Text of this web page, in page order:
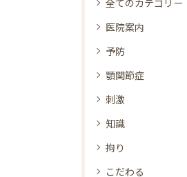
医院案内
予防
顎関節症
刺激
知識
拘り
こだわる